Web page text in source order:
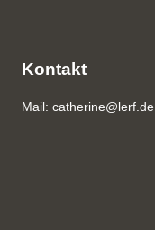
Kontakt
Mail: catherine@lerf.de